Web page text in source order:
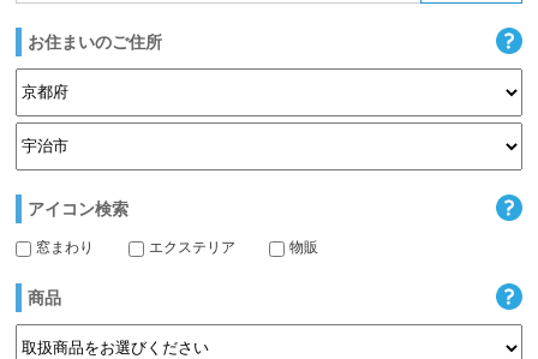
お住まいのご住所
アイコン検索
窓まわり エクステリア 物販
商品